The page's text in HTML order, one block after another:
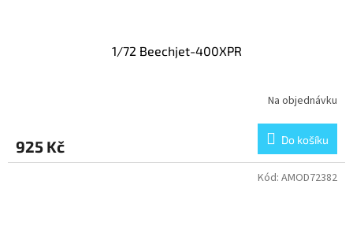
1/72 Beechjet-400XPR
Na objednávku
925 Kč Do košíku
Kód: AMOD72382